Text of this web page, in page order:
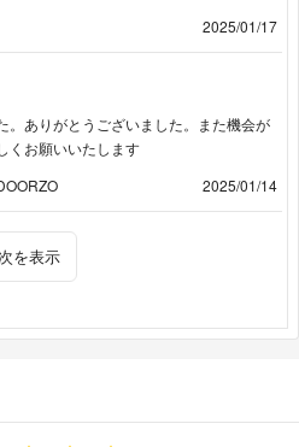
2025/01/17
。ありがとうございました。また機会が
くお願いいたします
2025/01/14
を表示